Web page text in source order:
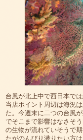
台風が北上中で西日本で
当店ポイント周辺は海況
た。今週末に二つの台風
でそこまで影響はなさそ
の生物が流れていそうで
たがのんびり潜りたい方